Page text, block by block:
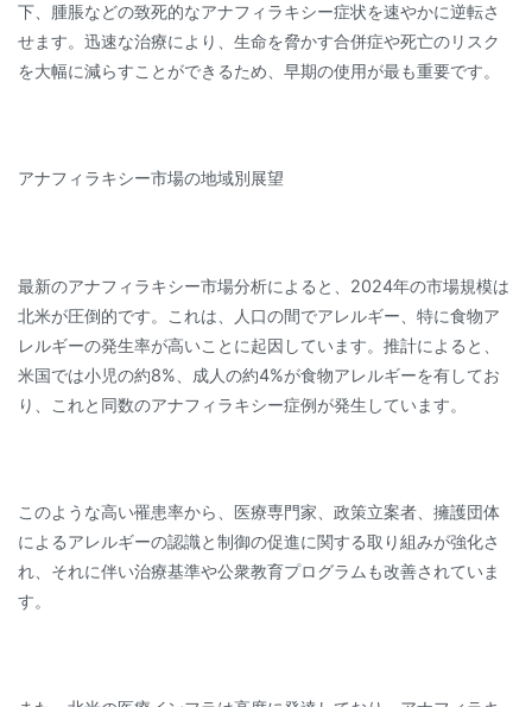
下、腫脹などの致死的なアナフィラキシー症状を速やかに逆転さ
せます。迅速な治療により、生命を脅かす合併症や死亡のリスク
を大幅に減らすことができるため、早期の使用が最も重要です。
アナフィラキシー市場の地域別展望
最新のアナフィラキシー市場分析によると、2024年の市場規模は
北米が圧倒的です。これは、人口の間でアレルギー、特に食物ア
レルギーの発生率が高いことに起因しています。推計によると、
米国では小児の約8%、成人の約4%が食物アレルギーを有してお
り、これと同数のアナフィラキシー症例が発生しています。
このような高い罹患率から、医療専門家、政策立案者、擁護団体
によるアレルギーの認識と制御の促進に関する取り組みが強化さ
れ、それに伴い治療基準や公衆教育プログラムも改善されていま
す。